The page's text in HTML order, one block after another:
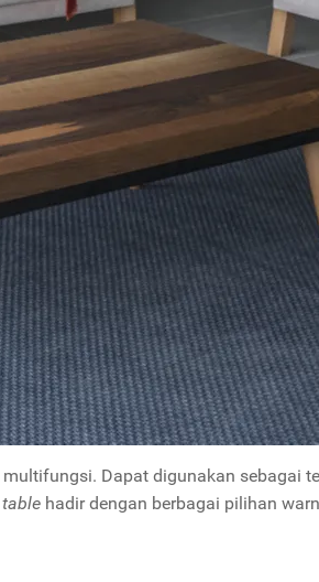
Dapat digunakan sebagai
hadir dengan berbagai pilihan